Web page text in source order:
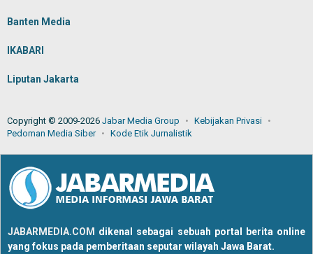
Banten Media
IKABARI
Liputan Jakarta
Copyright © 2009-2026 Jabar Media Group
Kebijakan Privasi
Pedoman Media Siber
Kode Etik Jurnalistik
JABARMEDIA.COM dikenal sebagai sebuah portal berita online
yang fokus pada pemberitaan seputar wilayah Jawa Barat.